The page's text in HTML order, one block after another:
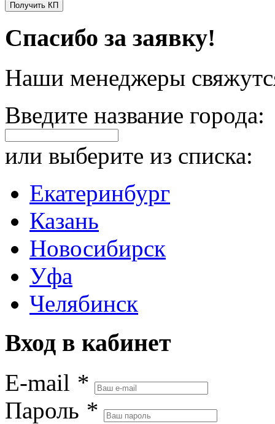
Получить КП
Спасибо за заявку!
Наши менеджеры
Введите название города:
или выберите из списка:
Екатеринбург
Казань
Новосибирск
Уфа
Челябинск
Вход в кабинет
E-mail *
Пароль *